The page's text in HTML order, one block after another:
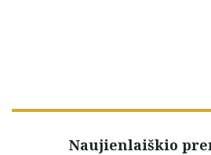
Naujienlaiškio